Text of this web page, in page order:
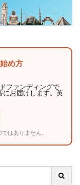
め方
ファンディングで
にお届けします。英
はありません。